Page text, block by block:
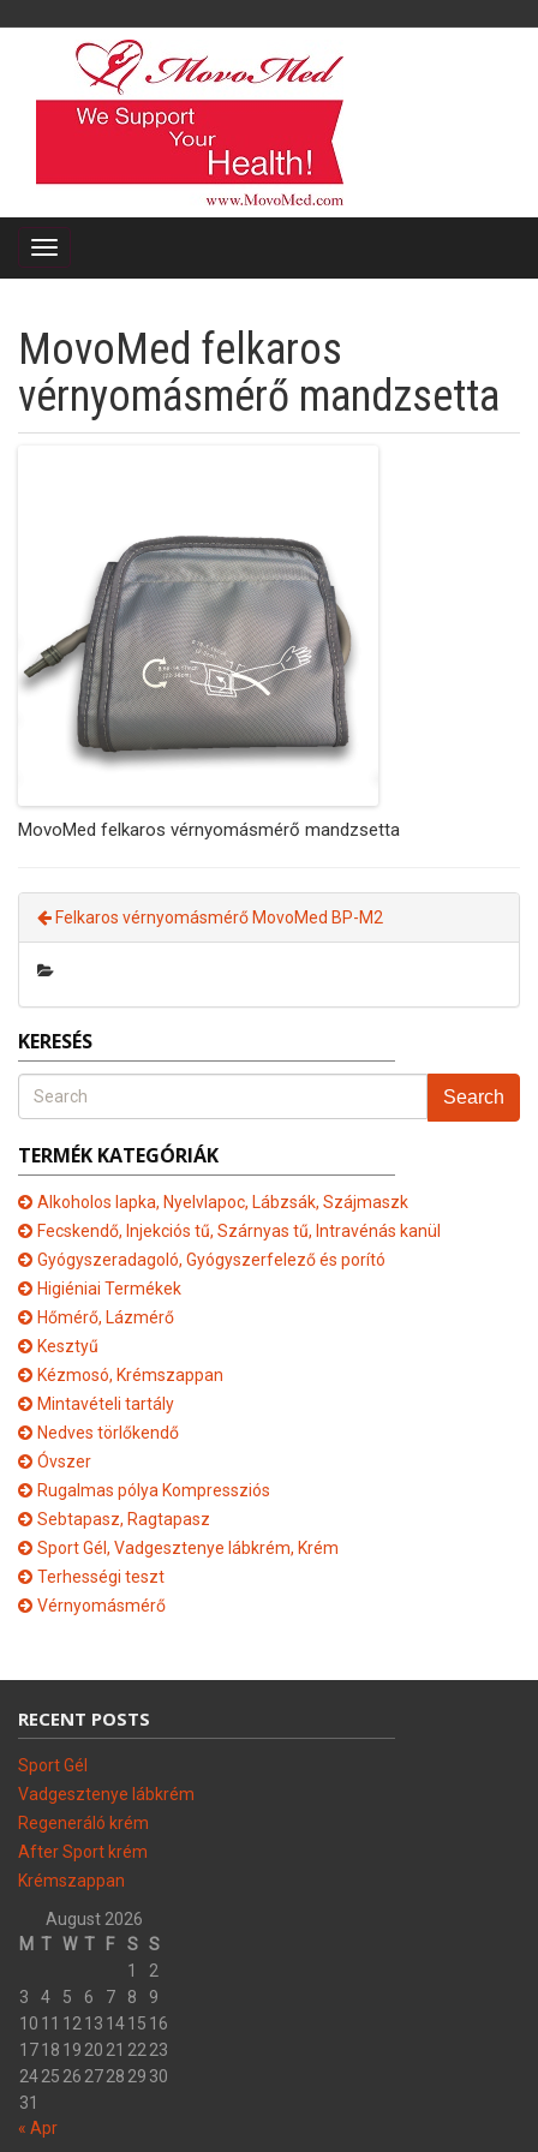
MovoMed felkaros
vérnyomásmérő mandzsetta
MovoMed felkaros vérnyomásmérő mandzsetta
Felkaros vérnyomásmérő MovoMed BP-M2
KERESÉS
Search
TERMÉK KATEGÓRIÁK
Alkoholos lapka, Nyelvlapoc, Lábzsák, Szájmaszk
Fecskendő, Injekciós tű, Szárnyas tű, Intravénás kanül
Gyógyszeradagoló, Gyógyszerfelező és porító
Higiéniai Termékek
Hőmérő, Lázmérő
Kesztyű
Kézmosó, Krémszappan
Mintavételi tartály
Nedves törlőkendő
Óvszer
Rugalmas pólya Kompressziós
Sebtapasz, Ragtapasz
Sport Gél, Vadgesztenye lábkrém, Krém
Terhességi teszt
Vérnyomásmérő
RECENT POSTS
Sport Gél
Vadgesztenye lábkrém
Regeneráló krém
After Sport krém
Krémszappan
August 2026
M T W T F S S
1
2
3
4 5 6 7 8
9
10 11 12 13 1415 16
1718 19 20 21 22 23
2425 26 2728 29 30
31
« Apr